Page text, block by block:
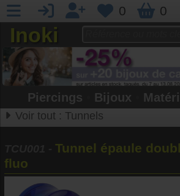
0 0
Inoki
Piercings Bijoux
Voir tout : Tunnels
Tunnel épaule
fluo